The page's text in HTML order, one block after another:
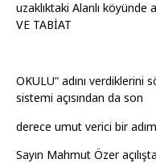
uzaklıktaki Alanlı köyünde
VE TABİAT
OKULU” adını verdiklerini
sistemi açısından da son
derece umut verici bir
Sayın Mahmut Özer